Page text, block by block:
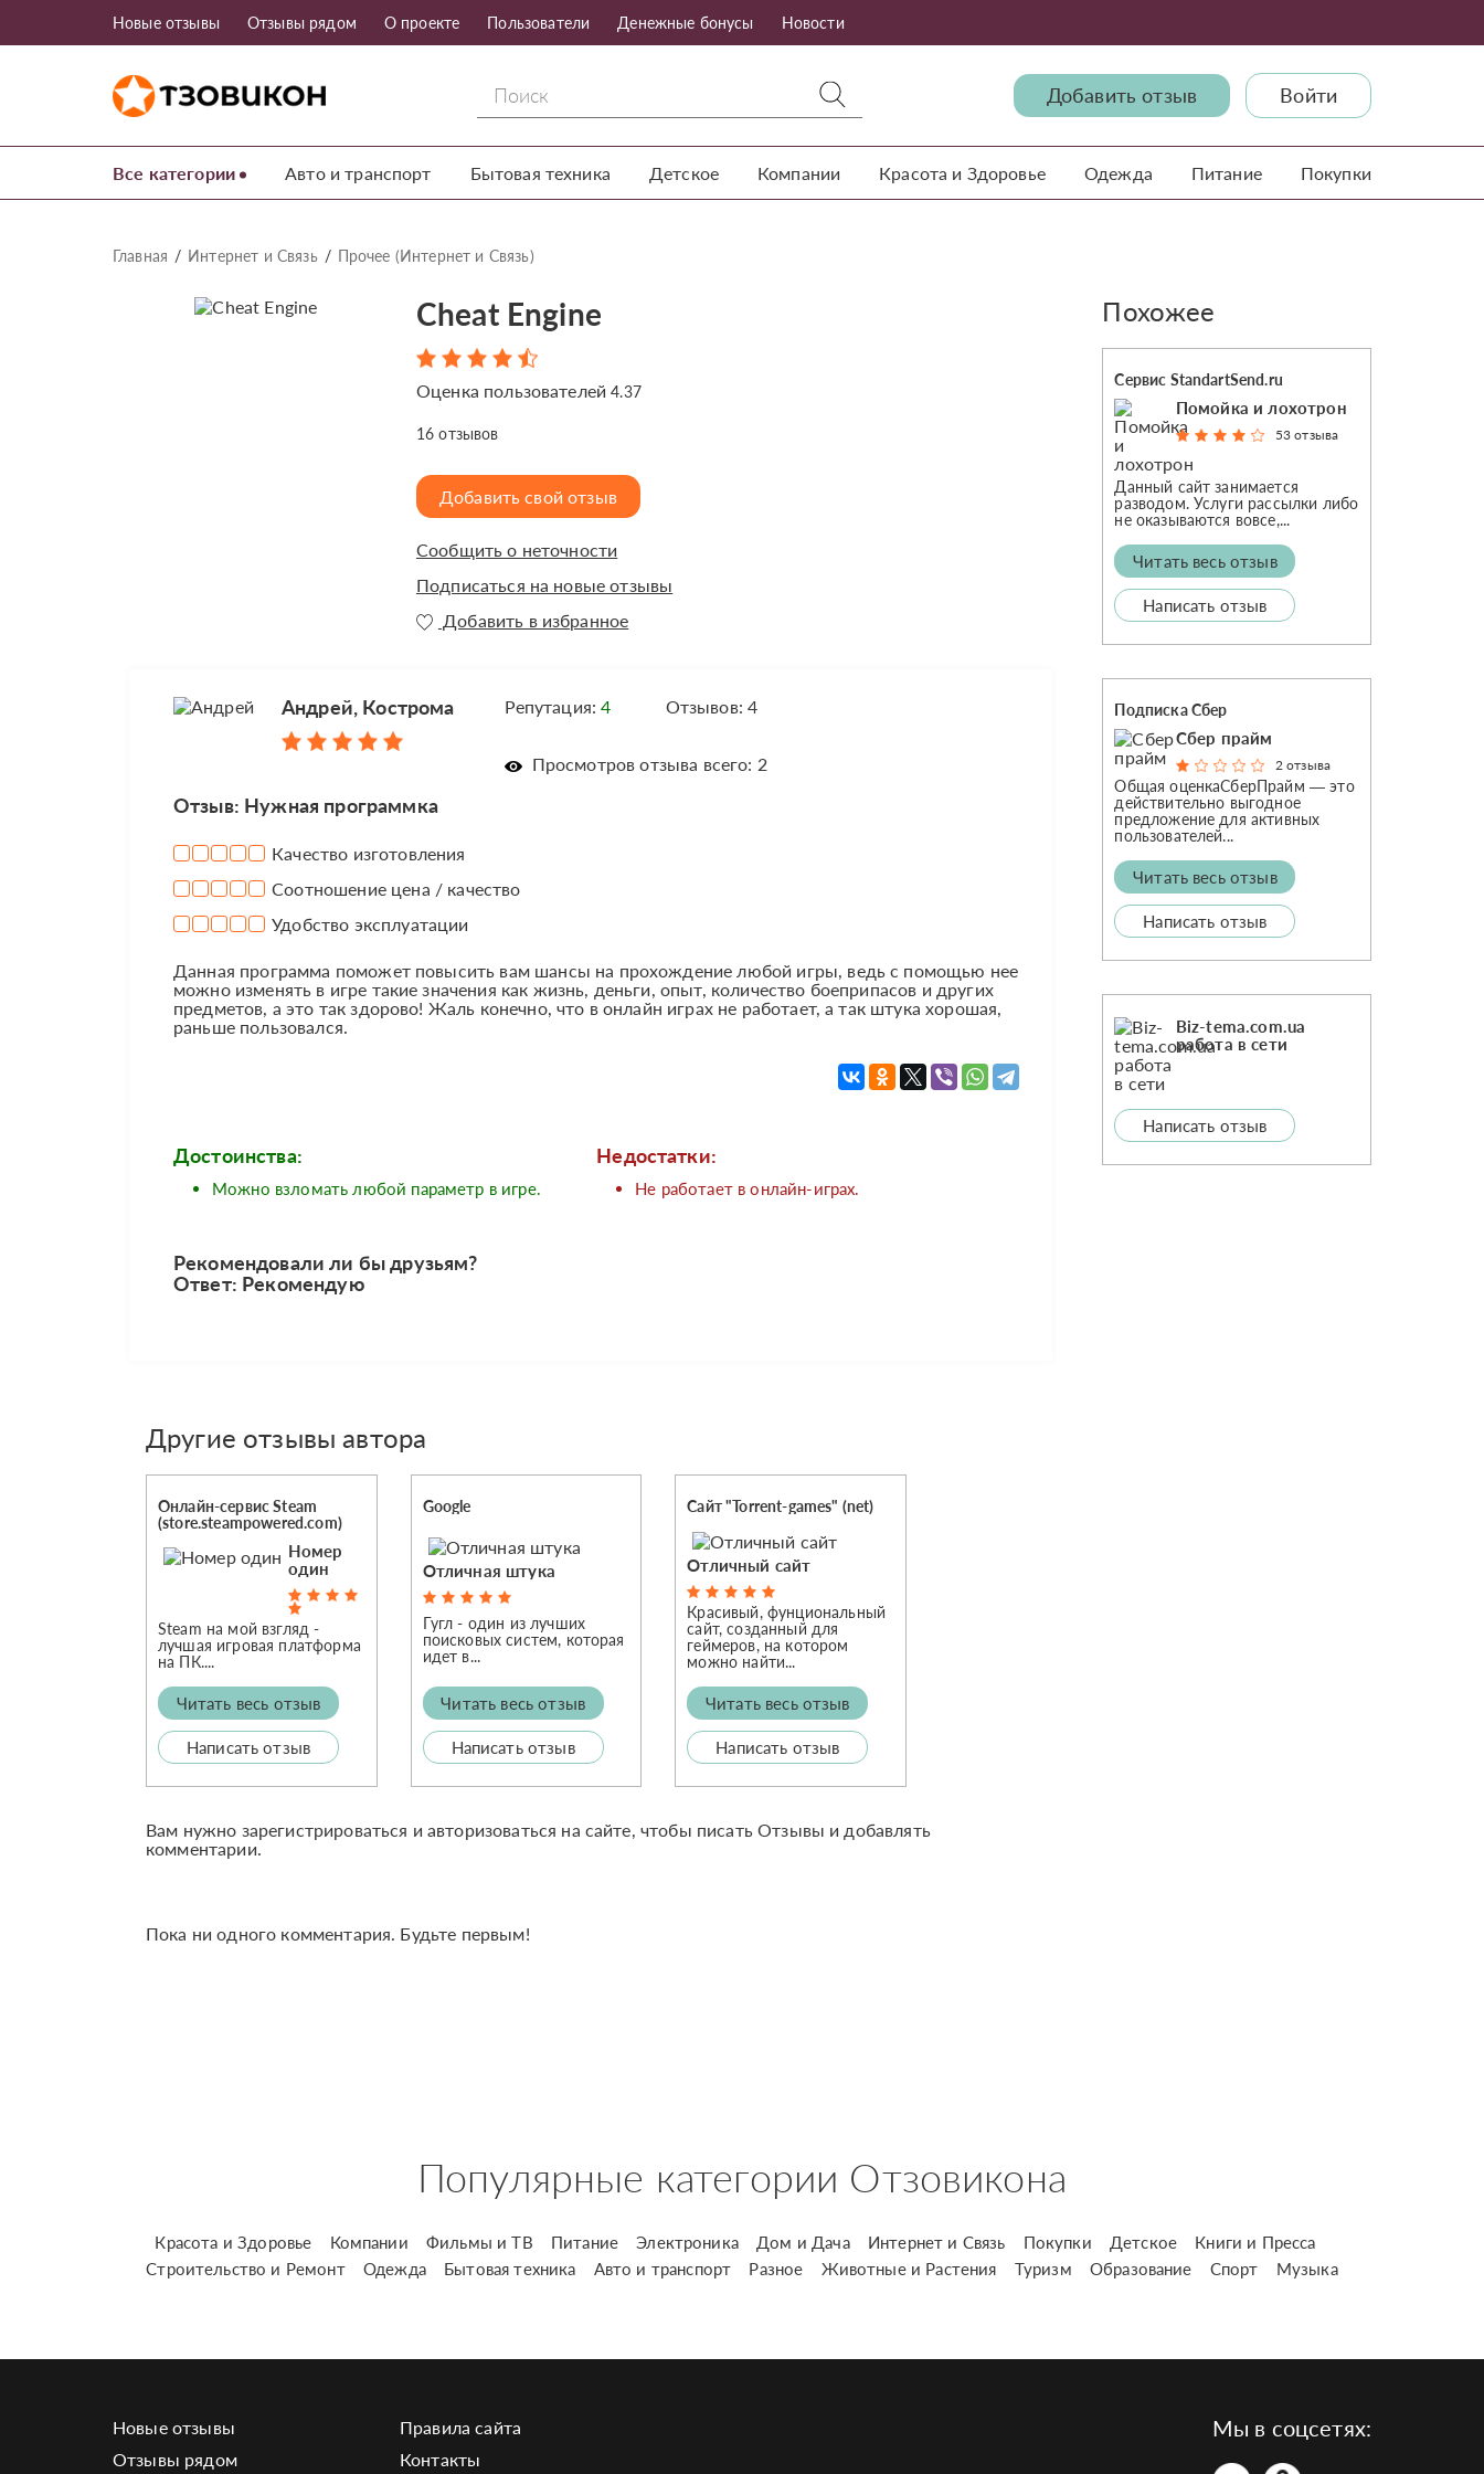
Новые отзывы Отзывы рядом О проекте Пользователи Денежные бонусы Новости
Добавить отзыв Войти
Все категории Авто и транспорт Бытовая техника Детское Компании Красота и Здоровье Одежда Питание Покупки
Главная Интернет и Связь Прочее (Интернет и Связь)
Cheat Engine
Оценка пользователей4.37
16 отзывов
Добавить свой отзыв
Сообщить о неточности
Подписаться на новые отзывы
Добавить в избранное
Андрей, Кострома Репутация:4 Отзывов: 4
Просмотров отзыва всего: 2
Отзыв: Нужная программка
Качество изготовления
Соотношение цена / качество
Удобство эксплуатации
Данная программа поможет повысить вам шансы на прохождение любой игры, ведь с помощью нее
можно изменять в игре такие значения как жизнь, деньги, опыт, количество боеприпасов и других
предметов, а это так здорово! Жаль конечно, что в онлайн играх не работает, а так штука хорошая,
раньше пользовался.
Достоинства:
Можно взломать любой параметр в игре.
Недостатки:
Не работает в онлайн-играх.
Рекомендовали ли бы друзьям?
Ответ: Рекомендую
Другие отзывы автора
Онлайн-сервис Steam
(store.steampowered.com)
Номер
один
Steam на мой взгляд -
лучшая игровая платформа
на ПК....
Читать весь отзыв
Написать отзыв
Google
Отличная штука
Гугл - один из лучших
поисковых систем, которая
идет в...
Читать весь отзыв
Написать отзыв
Сайт "Torrent-games" (net)
Отличный сайт
Красивый, фунциональный
сайт, созданный для
геймеров, на котором
можно найти...
Читать весь отзыв
Написать отзыв
Вам нужно зарегистрироваться и авторизоваться на сайте, чтобы писать Отзывы и добавлять
комментарии.
Пока ни одного комментария. Будьте первым!
Похожее
Сервис StandartSend.ru
Помойка и лохотрон
53 отзыва
Данный сайт занимается
разводом. Услуги рассылки либо
не оказываются вовсе,...
Читать весь отзыв
Написать отзыв
Подписка Сбер
Сбер прайм
2 отзыва
Общая оценкаСберПрайм — это
действительно выгодное
предложение для активных
пользователей...
Читать весь отзыв
Написать отзыв
Biz-tema.com.ua
работа в сети
Написать отзыв
Популярные категории Отзовикона
Красота и Здоровье Компании Фильмы и ТВ Питание Электроника Дом и Дача Интернет и Связь Покупки Детское
Книги и Пресса
Строительство и Ремонт
Одежда Бытовая техника Авто и транспорт Разное Животные и Растения Туризм Образование Спорт Музыка
Новые отзывы
Отзывы рядом
Правила сайта
Контакты
Мы в соцсетях: